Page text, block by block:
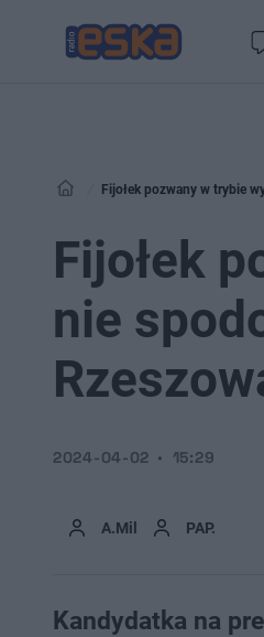
Fijołek pozwany w trybie
Fijołek
nie
A.Mil PAP.
2024-04-02 15:29
Kandydatka na